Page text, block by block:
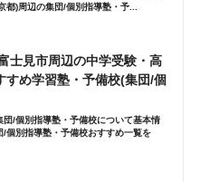
都)周辺の集団/個別指導塾・予...
士見市周辺の中学受験・高
すめ学習塾・予備校(集団/個
団/個別指導塾・予備校について基本情
個別指導塾・予備校おすすめ一覧を